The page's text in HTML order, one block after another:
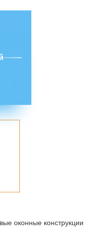
оконные конструкции